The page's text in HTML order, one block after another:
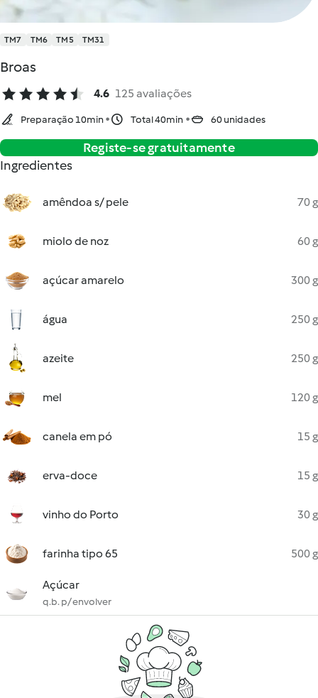
TM7 TM6 TM5 TM31
Broas
4.6 125 avaliações
Preparação 10min Total 40min 60 unidades
Registe-se gratuitamente
Ingredientes
amêndoa s/ pele 70 g
miolo de noz 60 g
açúcar amarelo 300 g
água 250 g
azeite 250 g
mel 120 g
canela em pó 15 g
erva-doce 15 g
vinho do Porto 30 g
farinha tipo 65 500 g
Açúcar
q.b. p/ envolver